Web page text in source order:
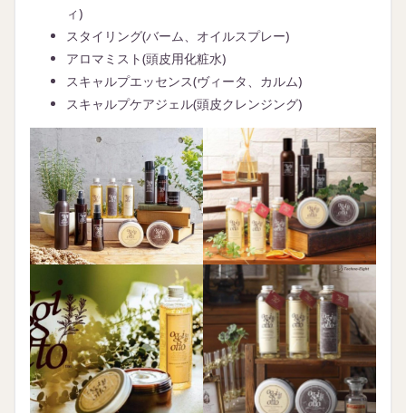
ィ)
スタイリング(バーム、オイルスプレー)
アロマミスト(頭皮用化粧水)
スキャルプエッセンス(ヴィータ、カルム)
スキャルプケアジェル(頭皮クレンジング)